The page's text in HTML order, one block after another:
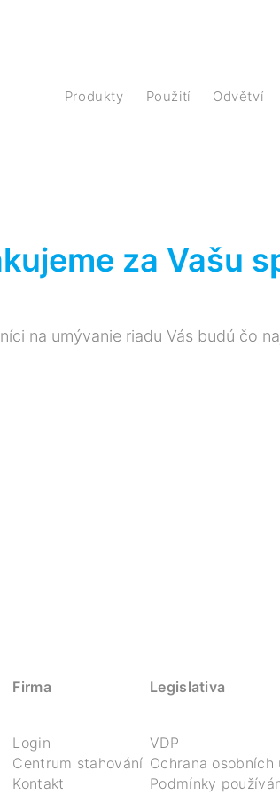
Produkty Použití Odvětví
za Vašu
na umývanie riadu Vás budú čo
Firma
Login
Centrum stahování
Kontakt
Legislativa
VDP
Ochrana osobních
Podmínky